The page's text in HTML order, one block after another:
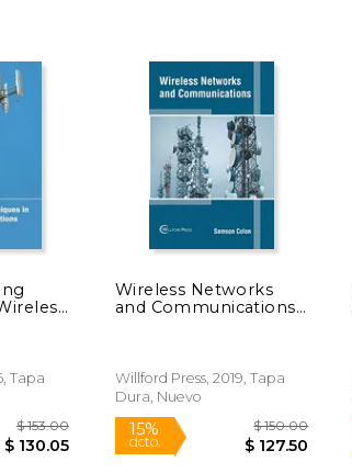
$ 212.49
Tapa
Wireless Networks
and Communications
Willford Press, 2019, Tapa
Dura, Nuevo